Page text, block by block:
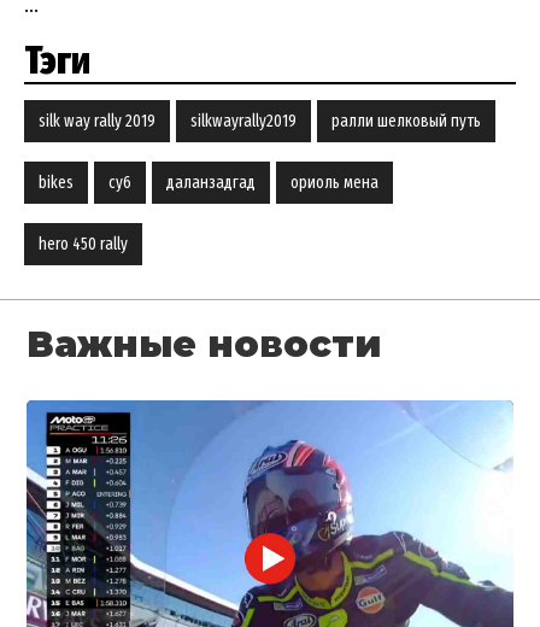
Тэги
silk way rally 2019 silkwayrally2019 ралли шелковый путь
bikes су6 даланзадгад ориоль мена
hero 450 rally
Важные новости